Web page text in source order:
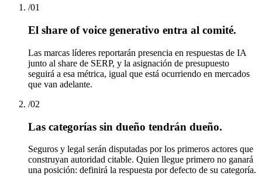
/01
El share of voice generativo entra al comité.
Las marcas líderes reportarán presencia en respuestas de IA
junto al share de SERP, y la asignación de presupuesto
seguirá a esa métrica, igual que está ocurriendo en mercados
que van adelante.
/02
Las categorías sin dueño tendrán dueño.
Seguros y legal serán disputadas por los primeros actores que
construyan autoridad citable. Quien llegue primero no ganará
una posición: definirá la respuesta por defecto de su categoría.